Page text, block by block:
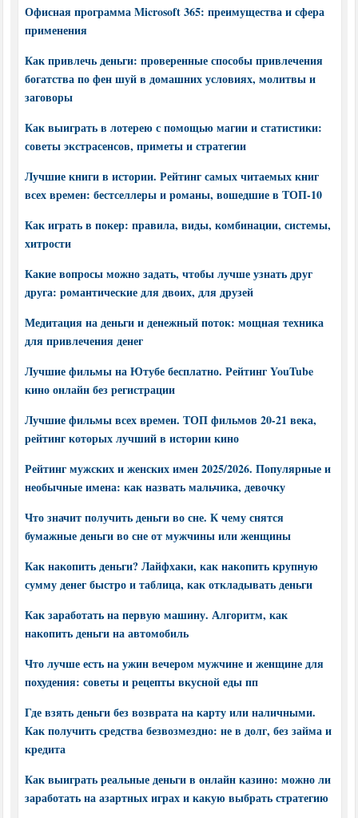
Офисная программа Microsoft 365: преимущества и сфера
применения
Как привлечь деньги: проверенные способы привлечения
богатства по фен шуй в домашних условиях, молитвы и
заговоры
Как выиграть в лотерею с помощью магии и статистики:
советы экстрасенсов, приметы и стратегии
Лучшие книги в истории. Рейтинг самых читаемых книг
всех времен: бестселлеры и романы, вошедшие в ТОП-10
Как играть в покер: правила, виды, комбинации, системы,
хитрости
Какие вопросы можно задать, чтобы лучше узнать друг
друга: романтические для двоих, для друзей
Медитация на деньги и денежный поток: мощная техника
для привлечения денег
Лучшие фильмы на Ютубе бесплатно. Рейтинг YouTube
кино онлайн без регистрации
Лучшие фильмы всех времен. ТОП фильмов 20-21 века,
рейтинг которых лучший в истории кино
Рейтинг мужских и женских имен 2025/2026. Популярные и
необычные имена: как назвать мальчика, девочку
Что значит получить деньги во сне. К чему снятся
бумажные деньги во сне от мужчины или женщины
Как накопить деньги? Лайфхаки, как накопить крупную
сумму денег быстро и таблица, как откладывать деньги
Как заработать на первую машину. Алгоритм, как
накопить деньги на автомобиль
Что лучше есть на ужин вечером мужчине и женщине для
похудения: советы и рецепты вкусной еды пп
Где взять деньги без возврата на карту или наличными.
Как получить средства безвозмездно: не в долг, без займа и
кредита
Как выиграть реальные деньги в онлайн казино: можно ли
заработать на азартных играх и какую выбрать стратегию